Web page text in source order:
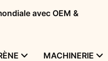
avec OEM &
MACHINERIE